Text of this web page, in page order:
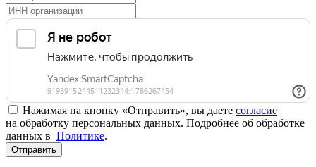
Нажимая на кнопку «Отправить», вы даете согласие
на обработку персональных данных. Подробнее об обработке
данных в Политике.
Отправить